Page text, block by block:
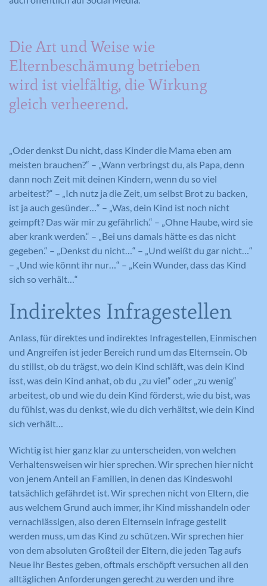
Die Art und Weise wie
Elternbeschämung betrieben
wird ist vielfältig, die Wirkung
gleich verheerend.
„Oder denkst Du nicht, dass Kinder die Mama eben am
meisten brauchen?“ – „Wann verbringst du, als Papa, denn
dann noch Zeit mit deinen Kindern, wenn du so viel
arbeitest?“ – „Ich nutz ja die Zeit, um selbst Brot zu backen,
ist ja auch gesünder…“ – „Was, dein Kind ist noch nicht
geimpft? Das wär mir zu gefährlich.“ – „Ohne Haube, wird sie
aber krank werden.“ – „Bei uns damals hätte es das nicht
gegeben.“ – „Denkst du nicht…“ – „Und weißt du gar nicht…“
– „Und wie könnt ihr nur…“ – „Kein Wunder, dass das Kind
sich so verhält…“
Indirektes Infragestellen
Anlass, für direktes und indirektes Infragestellen, Einmischen
und Angreifen ist jeder Bereich rund um das Elternsein. Ob
du stillst, ob du trägst, wo dein Kind schläft, was dein Kind
isst, was dein Kind anhat, ob du „zu viel“ oder „zu wenig“
arbeitest, ob und wie du dein Kind förderst, wie du bist, was
du fühlst, was du denkst, wie du dich verhältst, wie dein Kind
sich verhält…
Wichtig ist hier ganz klar zu unterscheiden, von welchen
Verhaltensweisen wir hier sprechen. Wir sprechen hier nicht
von jenem Anteil an Familien, in denen das Kindeswohl
tatsächlich gefährdet ist. Wir sprechen nicht von Eltern, die
aus welchem Grund auch immer, ihr Kind misshandeln oder
vernachlässigen, also deren Elternsein infrage gestellt
werden muss, um das Kind zu schützen. Wir sprechen hier
von dem absoluten Großteil der Eltern, die jeden Tag aufs
Neue ihr Bestes geben, oftmals erschöpft versuchen all den
alltäglichen Anforderungen gerecht zu werden und ihre